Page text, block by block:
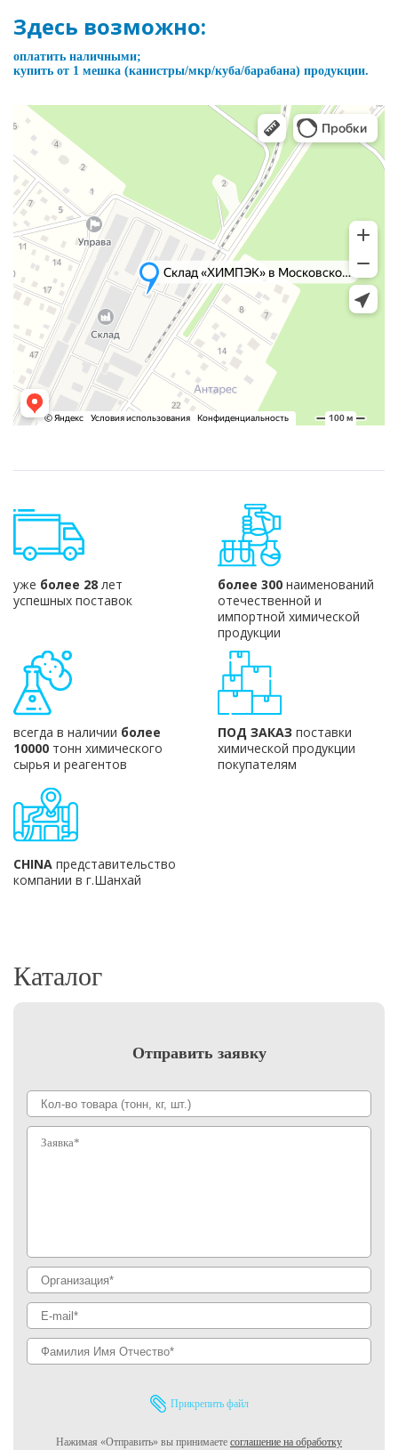
Здесь возможно:
оплатить наличными;
купить от 1 мешка (канистры/мкр/куба/барабана) продукции.
уже более 28 лет
успешных поставок
более 300наименований
отечественной и
импортной химической
продукции
всегда в наличии более
10000 тонн химического
сырья и реагентов
ПОД ЗАКАЗ поставки
химической продукции
покупателям
CHINA представительство
компании в г.Шанхай
Каталог
Отправить заявку
Прикрепить файл
Нажимая «Отправить» вы принимаете соглашение на обработку